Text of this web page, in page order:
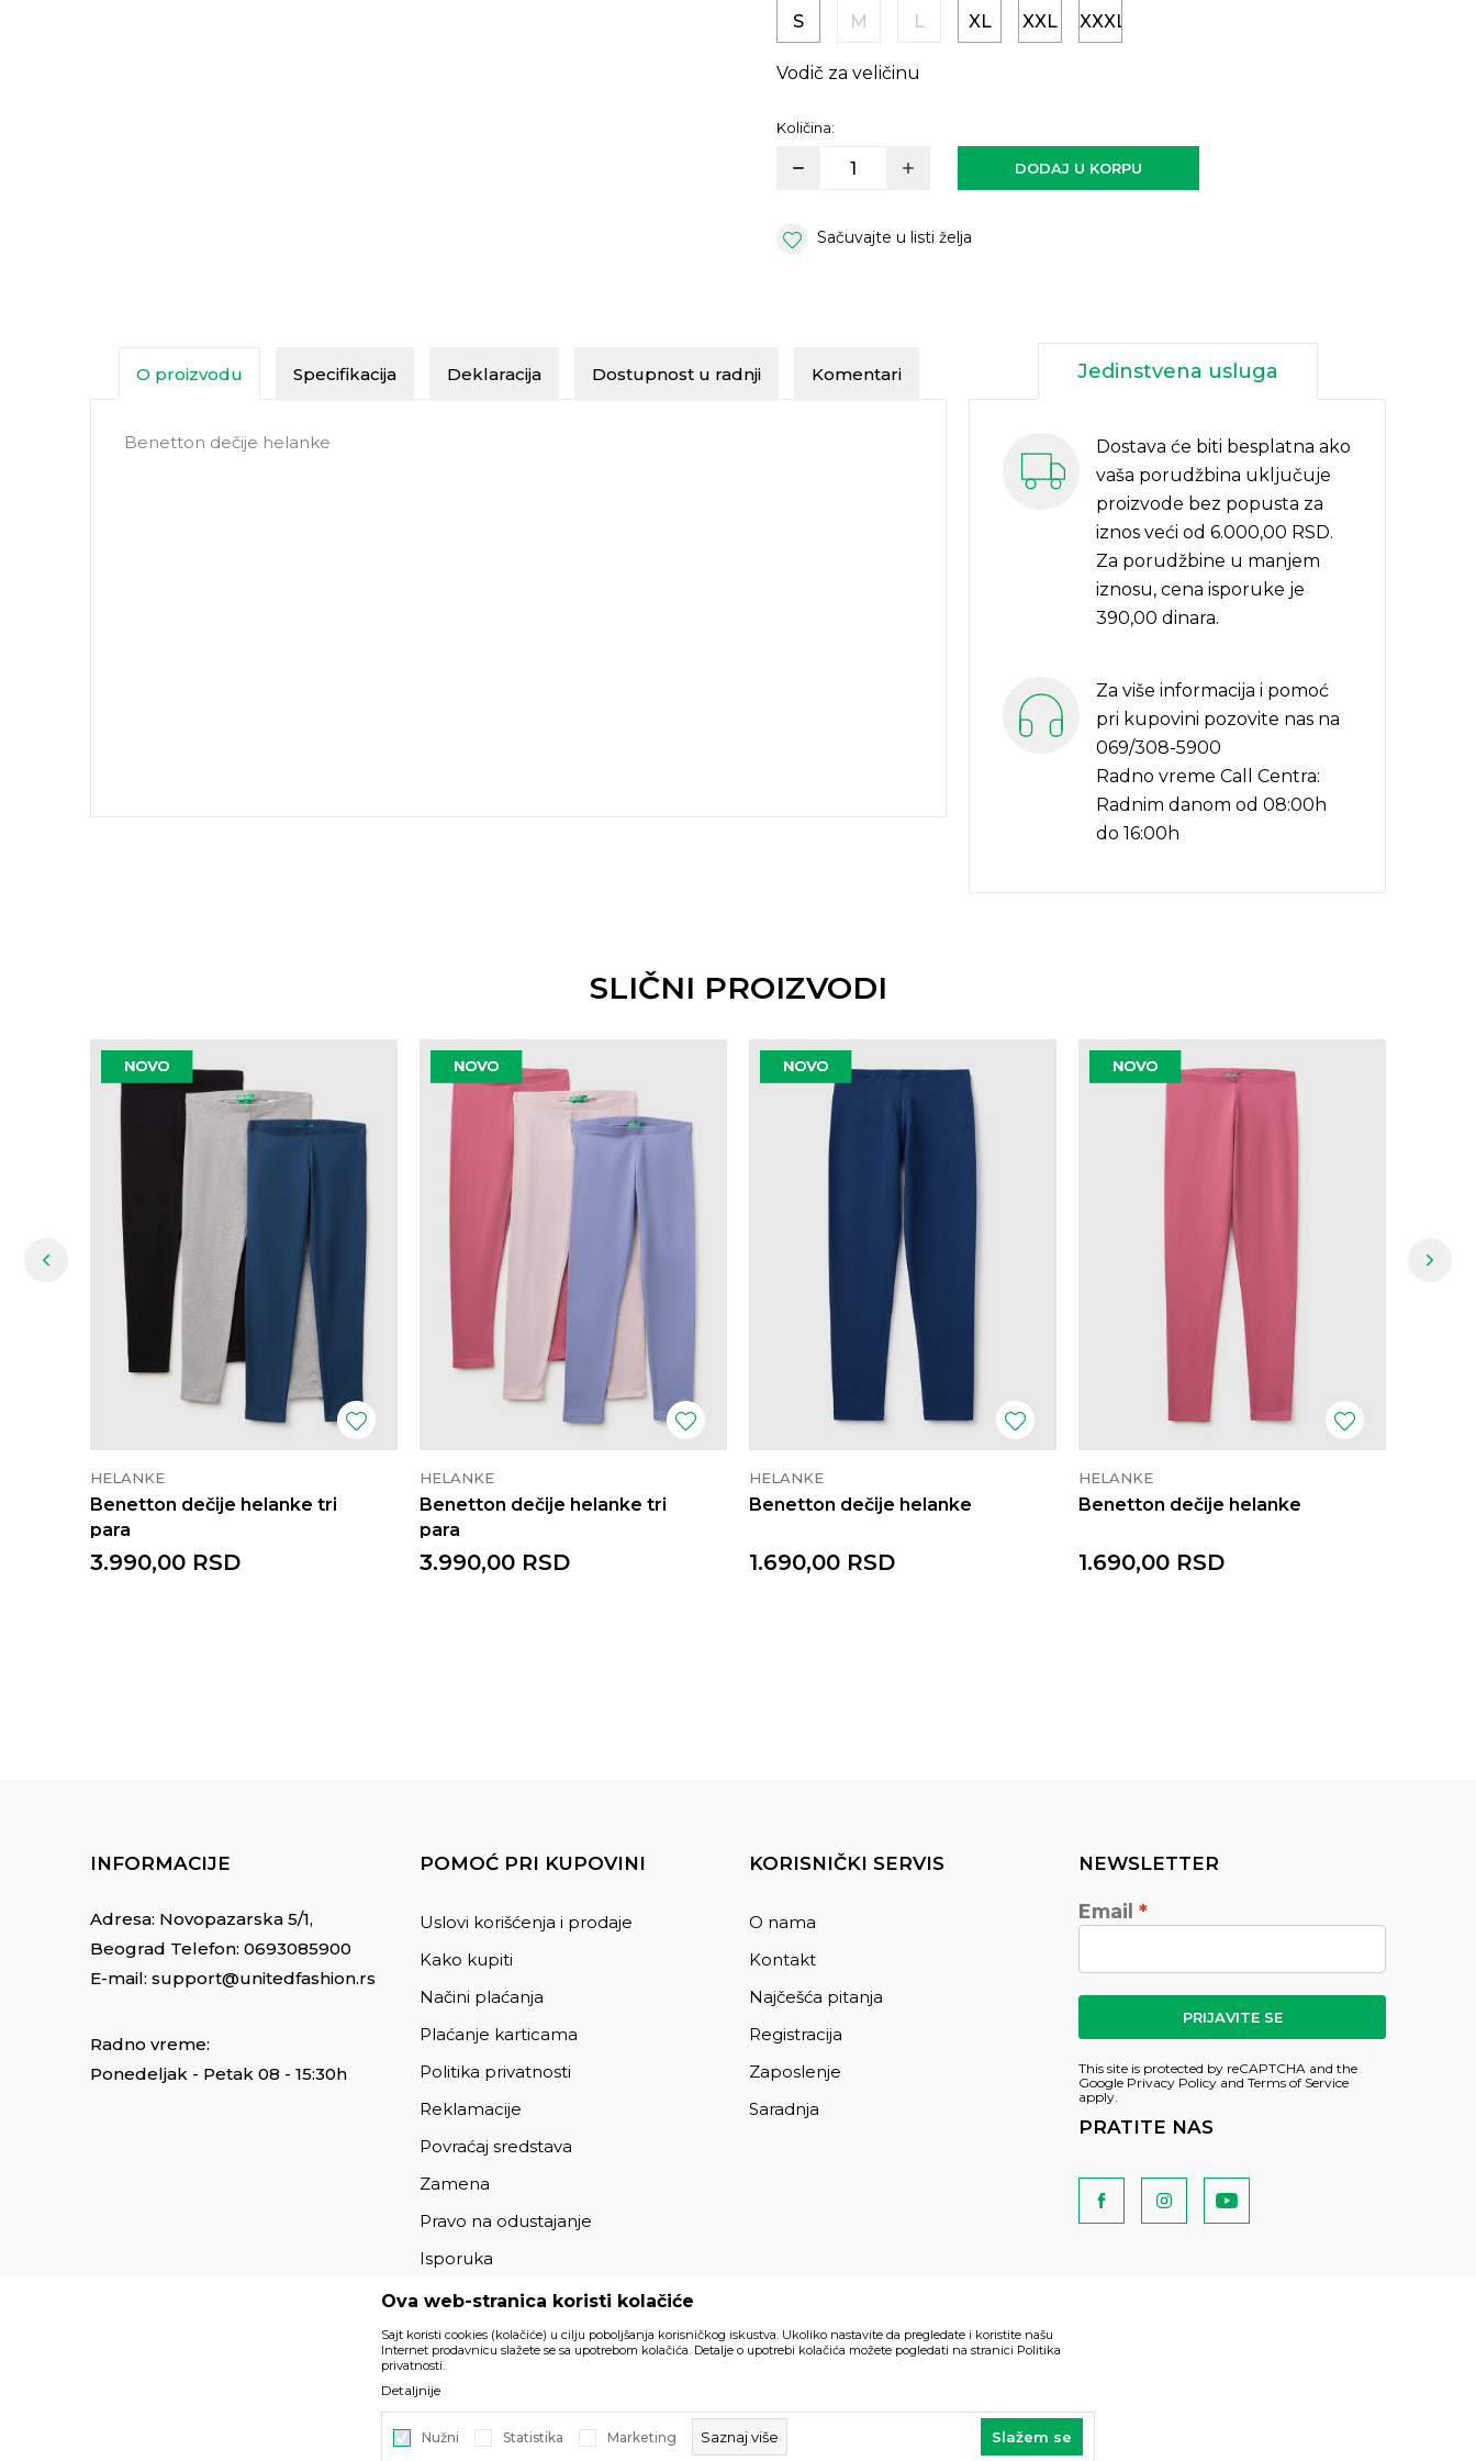
S M L XL XXL XXXL
Vodič za veličinu
Količina:
DODAJ U KORPU
Sačuvajte u listi želja
O proizvodu Specifikacija Deklaracija Dostupnost u radnji Komentari
Benetton dečije helanke
Jedinstvena usluga
Dostava će biti besplatna ako
vaša porudžbina uključuje
proizvode bez popusta za
iznos veći od 6.000,00 RSD.
Za porudžbine u manjem
iznosu, cena isporuke je
390,00 dinara.
Za više informacija i pomoć
pri kupovini pozovite nas na
069/308-5900
Radno vreme Call Centra:
Radnim danom od 08:00h
do 16:00h
SLIČNI PROIZVODI
HELANKE
Benetton dečije helanke tri
para
3.990,00 RSD
HELANKE
Benetton dečije helanke tri
para
3.990,00 RSD
HELANKE
Benetton dečije helanke
1.690,00 RSD
HELANKE
Benetton dečije helanke
1.690,00 RSD
INFORMACIJE
Adresa: Novopazarska 5/1,
Beograd Telefon: 0693085900
E-mail: support@unitedfashion.rs
Radno vreme:
Ponedeljak - Petak 08 - 15:30h
POMOĆ PRI KUPOVINI
Uslovi korišćenja i prodaje
Kako kupiti
Načini plaćanja
Plaćanje karticama
Politika privatnosti
Reklamacije
Povraćaj sredstava
Zamena
Pravo na odustajanje
Isporuka
KORISNIČKI SERVIS
O nama
Kontakt
Najčešća pitanja
Registracija
Zaposlenje
Saradnja
NEWSLETTER
Email
PRIJAVITE SE
This site is protected by reCAPTCHA and the
Google Privacy Policy and Terms of Service
apply.
PRATITE NAS
Podaci su informativnog karaktera i podložni su izmenama. Svi artikli prikazani na sajtu su
deo naše ponude i ne podrazumeva da su dostupni u svakom trenutku.
, IzradaNB SOFT
Ova web-stranica koristi kolačiće
Sajt koristi cookies (kolačiće) u cilju poboljšanja korisničkog iskustva. Ukoliko nastavite da pregledate i koristite našu
Internet prodavnicu slažete se sa upotrebom kolačića. Detalje o upotrebi kolačića možete pogledati na stranici Politika
privatnosti.
Detaljnije
Nužni Statistika Marketing Saznaj više Slažem se